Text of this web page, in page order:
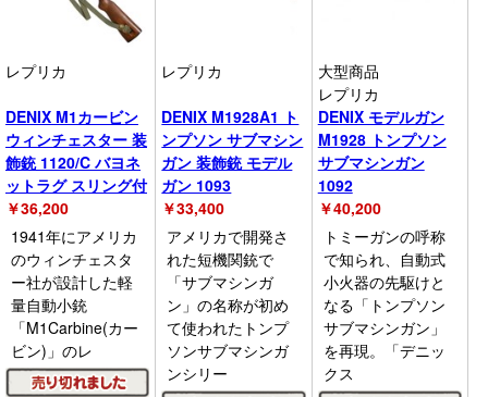
レプリカ
DENIX M1カービン
ウィンチェスター 装
飾銃 1120/C バヨネ
ットラグ スリング付
￥36,200
1941年にアメリカ
のウィンチェスタ
ー社が設計した軽
量自動小銃
「M1Carbine(カー
ビン)」のレ
レプリカ
DENIX M1928A1 ト
ンプソン サブマシン
ガン 装飾銃 モデル
ガン 1093
￥33,400
アメリカで開発さ
れた短機関銃で
「サブマシンガ
ン」の名称が初め
て使われたトンプ
ソンサブマシンガ
ンシリー
大型商品
レプリカ
DENIX モデルガン
M1928 トンプソン
サブマシンガン
1092
￥40,200
トミーガンの呼称
で知られ、自動式
小火器の先駆けと
なる「トンプソン
サブマシンガン」
を再現。「デニッ
クス